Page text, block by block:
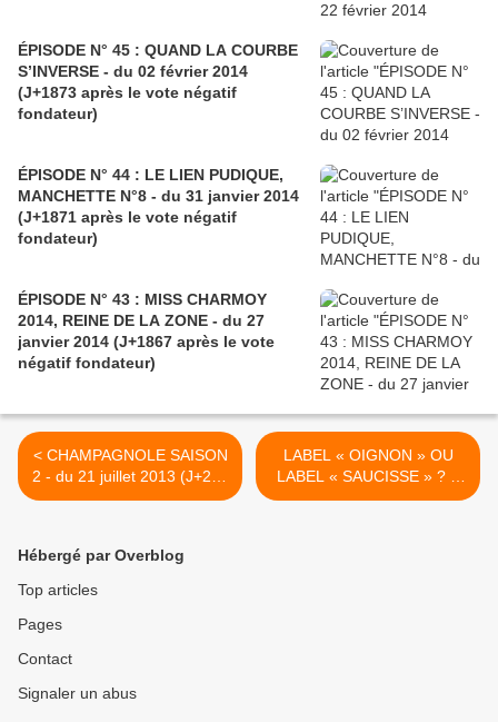
ÉPISODE N° 45 : QUAND LA COURBE
S’INVERSE - du 02 février 2014
(J+1873 après le vote négatif
fondateur)
ÉPISODE N° 44 : LE LIEN PUDIQUE,
MANCHETTE N°8 - du 31 janvier 2014
(J+1871 après le vote négatif
fondateur)
ÉPISODE N° 43 : MISS CHARMOY
2014, REINE DE LA ZONE - du 27
janvier 2014 (J+1867 après le vote
négatif fondateur)
< CHAMPAGNOLE SAISON
2 - du 21 juillet 2013 (J+216
après le PREMIER dépôt)
LABEL « OIGNON » OU
LABEL « SAUCISSE » ? –
du 28 juillet 2013 (J+223
Hébergé par Overblog
Top articles
Pages
Contact
Signaler un abus